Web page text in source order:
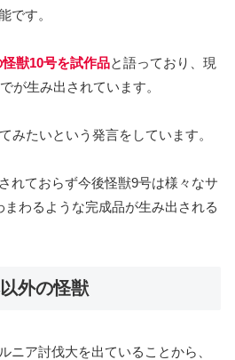
です。
獣10号を試作品と語っており、現
が生み出されています。
みたいという発言をしています。
れておらず今後怪獣9号は様々なサ
わるような完成品が生み出される
外の怪獣
ニア討伐大を出ていることから、